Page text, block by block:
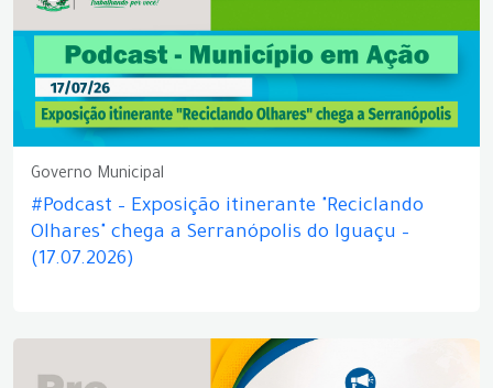
Governo Municipal
#Podcast – Exposição itinerante "Reciclando
Olhares" chega a Serranópolis do Iguaçu –
(17.07.2026)